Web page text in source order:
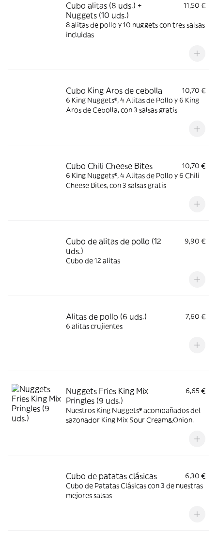
Cubo alitas (8 uds.) +
Nuggets (10 uds.)
11,50 €
8 alitas de pollo y 10 nuggets con tres salsas
incluidas
Cubo King Aros de cebolla
10,70 €
6 King Nuggets®, 4 Alitas de Pollo y 6 King
Aros de Cebolla, con 3 salsas gratis
Cubo Chili Cheese Bites
10,70 €
6 King Nuggets®, 4 Alitas de Pollo y 6 Chili
Cheese Bites, con 3 salsas gratis
Cubo de alitas de pollo (12
uds.)
9,90 €
Cubo de 12 alitas
Alitas de pollo (6 uds.)
7,60 €
6 alitas crujientes
Nuggets Fries King Mix
Pringles (9 uds.)
6,65 €
Nuestros King Nuggets® acompañados del
sazonador King Mix Sour Cream&Onion.
Cubo de patatas clásicas
6,30 €
Cubo de Patatas Clásicas con 3 de nuestras
mejores salsas